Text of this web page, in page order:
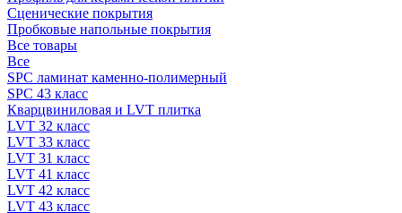
Сценические покрытия
Пробковые напольные покрытия
Все товары
Все
SPC ламинат каменно-полимерный
SPC 43 класс
Кварцвиниловая и LVT плитка
LVT 32 класс
LVT 33 класс
LVT 31 класс
LVT 41 класс
LVT 42 класс
LVT 43 класс